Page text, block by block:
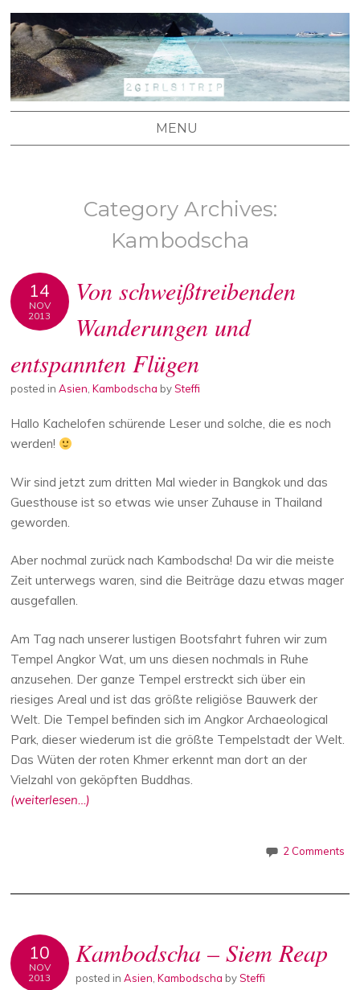
2 GIRLS 1 TRIP
Stefanie's und Lisa's Reiseblog
MENU
Category Archives:
Kambodscha
14
NOV
2013
Von schweißtreibenden
Wanderungen und
entspannten Flügen
posted in Asien Kambodscha bySteffi
Hallo Kachelofen schürende Leser und solche, die es noch
werden!
Wir sind jetzt zum dritten Mal wieder in Bangkok und das
Guesthouse ist so etwas wie unser Zuhause in Thailand
geworden.
Aber nochmal zurück nach Kambodscha! Da wir die meiste
Zeit unterwegs waren, sind die Beiträge dazu etwas mager
ausgefallen.
Am Tag nach unserer lustigen Bootsfahrt fuhren wir zum
Tempel Angkor Wat, um uns diesen nochmals in Ruhe
anzusehen. Der ganze Tempel erstreckt sich über ein
riesiges Areal und ist das größte religiöse Bauwerk der
Welt. Die Tempel befinden sich im Angkor Archaeological
Park, dieser wiederum ist die größte Tempelstadt der Welt.
Das Wüten der roten Khmer erkennt man dort an der
Vielzahl von geköpften Buddhas.
(weiterlesen…)
2 Comments
10
NOV
2013
Kambodscha – Siem Reap
posted in Asien Kambodscha bySteffi